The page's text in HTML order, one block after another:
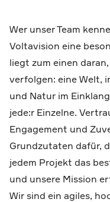
Wer unser Team
Voltavision eine
liegt zum einen
verfolgen: eine Welt,
und Natur im
jede:r Einzelne.
Engagement und
Grundzutaten dafür,
jedem Projekt das
und unsere Mission
Wir sind ein agiles,